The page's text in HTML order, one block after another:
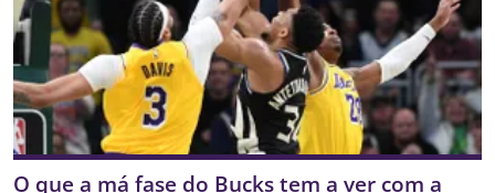
O que a má fase do Bucks tem a ver com a